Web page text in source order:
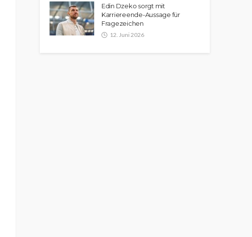
Edin Dzeko sorgt mit
Karriereende-Aussage für
Fragezeichen
12. Juni 2026